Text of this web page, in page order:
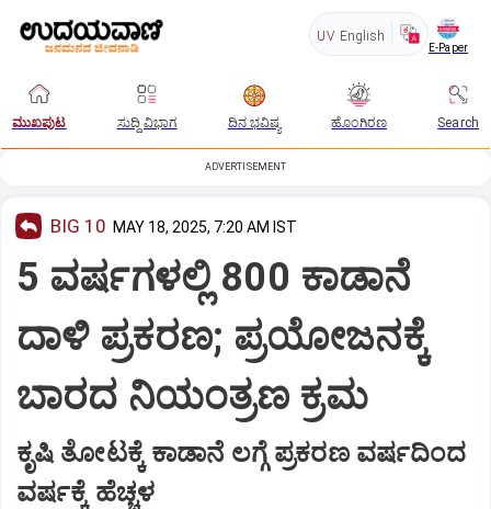
UV English
E-Paper
ಮುಖಪುಟ ಸುದ್ದಿ ವಿಭಾಗ ದಿನ ಭವಿಷ್ಯ ಹೊಂಗಿರಣ Search
ADVERTISEMENT
BIG 10 MAY 18, 2025, 7:20 AM IST
5 ವರ್ಷಗಳಲ್ಲಿ 800 ಕಾಡಾನೆ
ದಾಳಿ ಪ್ರಕರಣ; ಪ್ರಯೋಜನಕ್ಕೆ
ಬಾರದ ನಿಯಂತ್ರಣ ಕ್ರಮ
ಕೃಷಿ ತೋಟಕ್ಕೆ ಕಾಡಾನೆ ಲಗ್ಗೆ ಪ್ರಕರಣ ವರ್ಷದಿಂದ
ವರ್ಷಕ್ಕೆ ಹೆಚ್ಚಳ